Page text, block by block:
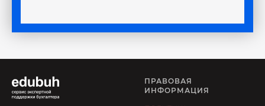
ПРАВОВАЯ
ИНФОРМАЦИЯ